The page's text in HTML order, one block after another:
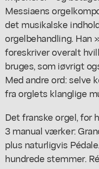
Messiaens
det musikalske
orgelbehandling.
foreskriver overalt
bruges, som iøvrigt
Med andre ord: selve
fra orglets klanglige
Det franske orgel, for
3 manual værker:
plus naturligvis
hundrede stemmer.